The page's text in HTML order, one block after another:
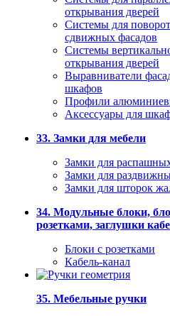
открывания дверей
Системы для
сдвижных фасадов
Системы
открывания дверей
Выравниватели
шкафов
Профили
Аксессуары для
33. Замки для мебели
Замки для
Замки для
Замки для шторок
34. Модульные блоки,
розетками, заглушки
Блоки с розетками
Кабель-канал
35. Мебельные ручки